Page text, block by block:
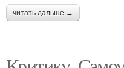
читать дальше →